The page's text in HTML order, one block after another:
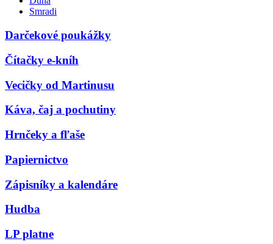
Smradi
Darčekové poukážky
Čítačky e-kníh
Vecičky od Martinusu
Káva, čaj a pochutiny
Hrnčeky a fľaše
Papiernictvo
Zápisníky a kalendáre
Hudba
LP platne